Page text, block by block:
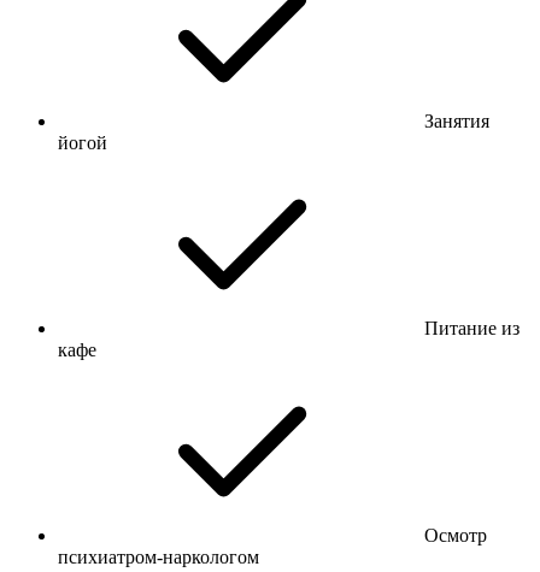
Занятия
йогой
Питание из
кафе
Осмотр
психиатром-наркологом